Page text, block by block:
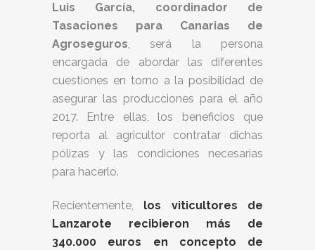
Luis García, coordinador de
Tasaciones para Canarias de
Agroseguros, será la persona
encargada de abordar las diferentes
cuestiones en torno a la posibilidad de
asegurar las producciones para el año
2017. Entre ellas, los beneficios que
reporta al agricultor contratar dichas
pólizas y las condiciones necesarias
para hacerlo.
Recientemente, los viticultores de
Lanzarote recibieron más de
340.000 euros en concepto de